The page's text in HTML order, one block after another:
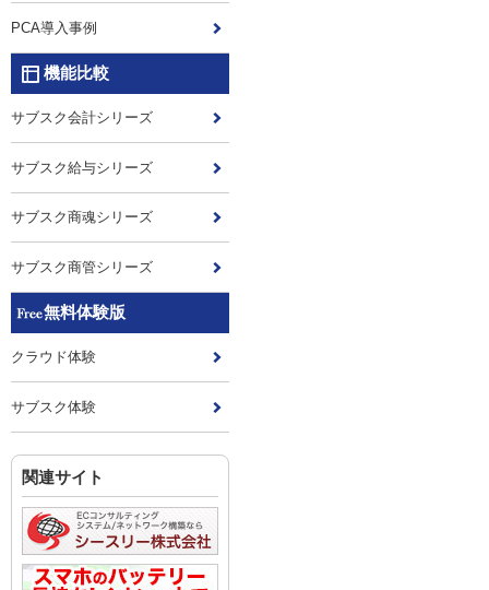
PCA導入事例
機能比較
サブスク会計シリーズ
サブスク給与シリーズ
サブスク商魂シリーズ
サブスク商管シリーズ
無料体験版
クラウド体験
サブスク体験
関連サイト